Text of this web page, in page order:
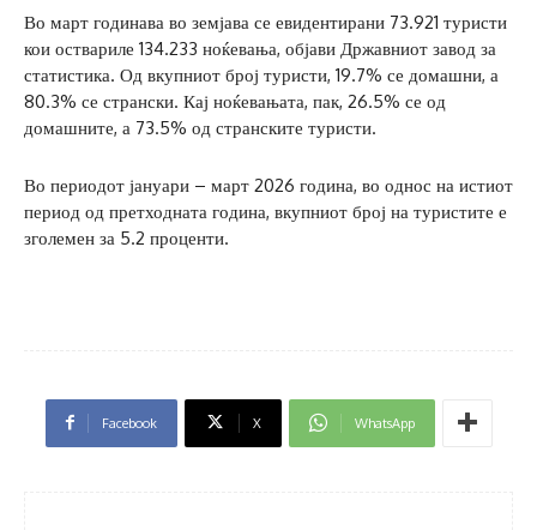
Во март годинава во земјава се евидентирани 73.921 туристи
кои оствариле 134.233 ноќевања, објави Државниот завод за
статистика. Од вкупниот број туристи, 19.7% се домашни, а
80.3% се странски. Кај ноќевањата, пак, 26.5% се од
домашните, а 73.5% од странските туристи.
Во периодот јануари – март 2026 година, во однос на истиот
период од претходната година, вкупниот број на туристите е
зголемен за 5.2 проценти.
Facebook X WhatsApp